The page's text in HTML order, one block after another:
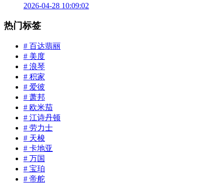
2026-04-28 10:09:02
热门标签
# 百达翡丽
# 美度
# 浪琴
# 积家
# 爱彼
# 萧邦
# 欧米茄
# 江诗丹顿
# 劳力士
# 天梭
# 卡地亚
# 万国
# 宝珀
# 帝舵